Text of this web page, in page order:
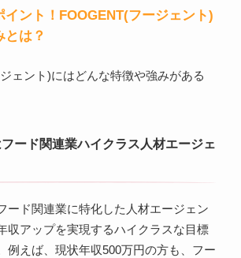
イント！FOOGENT(フージェント)
とは？
ェント)にはどんな特徴や強みがある
ード関連業ハイクラス人材エージェ
ード関連業に特化した人材エージェン
収アップを実現するハイクラスな目標
例えば、現状年収500万円の方も、フー